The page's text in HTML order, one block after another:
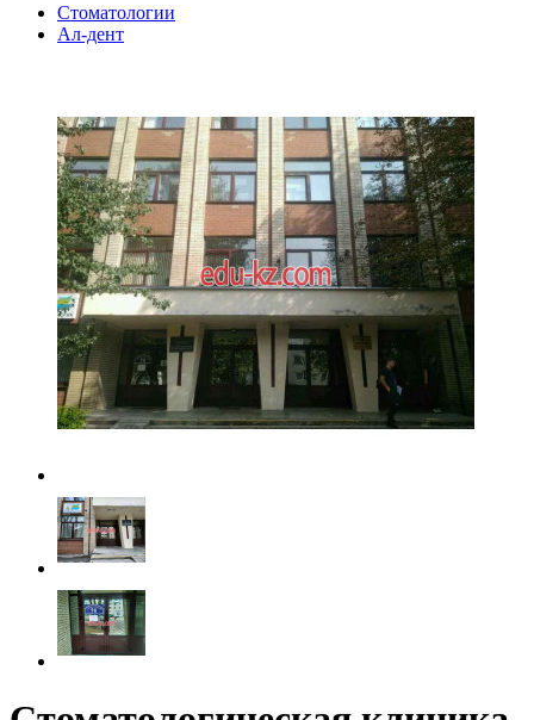
Стоматологии
Ал-дент